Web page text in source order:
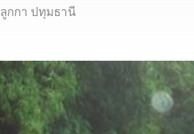
กกา ปทุมธานี